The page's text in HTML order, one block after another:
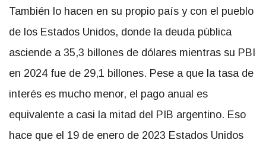
También lo hacen en su propio país y con el pueblo
de los Estados Unidos, donde la deuda pública
asciende a 35,3 billones de dólares mientras su PBI
en 2024 fue de 29,1 billones. Pese a que la tasa de
interés es mucho menor, el pago anual es
equivalente a casi la mitad del PIB argentino. Eso
hace que el 19 de enero de 2023 Estados Unidos